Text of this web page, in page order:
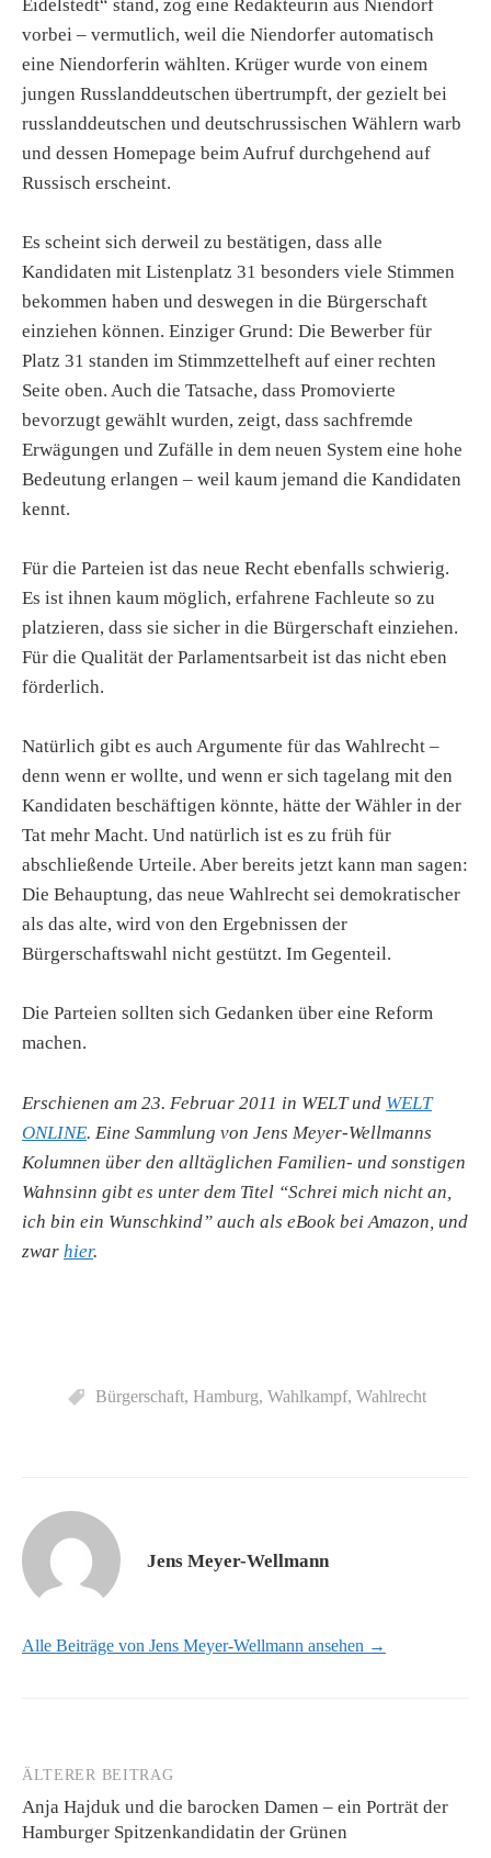
Eidelstedt“ stand, zog eine Redakteurin aus Niendorf
vorbei – vermutlich, weil die Niendorfer automatisch
eine Niendorferin wählten. Krüger wurde von einem
jungen Russlanddeutschen übertrumpft, der gezielt bei
russlanddeutschen und deutschrussischen Wählern warb
und dessen Homepage beim Aufruf durchgehend auf
Russisch erscheint.
Es scheint sich derweil zu bestätigen, dass alle
Kandidaten mit Listenplatz 31 besonders viele Stimmen
bekommen haben und deswegen in die Bürgerschaft
einziehen können. Einziger Grund: Die Bewerber für
Platz 31 standen im Stimmzettelheft auf einer rechten
Seite oben. Auch die Tatsache, dass Promovierte
bevorzugt gewählt wurden, zeigt, dass sachfremde
Erwägungen und Zufälle in dem neuen System eine hohe
Bedeutung erlangen – weil kaum jemand die Kandidaten
kennt.
Für die Parteien ist das neue Recht ebenfalls schwierig.
Es ist ihnen kaum möglich, erfahrene Fachleute so zu
platzieren, dass sie sicher in die Bürgerschaft einziehen.
Für die Qualität der Parlamentsarbeit ist das nicht eben
förderlich.
Natürlich gibt es auch Argumente für das Wahlrecht –
denn wenn er wollte, und wenn er sich tagelang mit den
Kandidaten beschäftigen könnte, hätte der Wähler in der
Tat mehr Macht. Und natürlich ist es zu früh für
abschließende Urteile. Aber bereits jetzt kann man sagen:
Die Behauptung, das neue Wahlrecht sei demokratischer
als das alte, wird von den Ergebnissen der
Bürgerschaftswahl nicht gestützt. Im Gegenteil.
Die Parteien sollten sich Gedanken über eine Reform
machen.
Erschienen am 23. Februar 2011 in WELT und WELT
ONLINE. Eine Sammlung von Jens Meyer-Wellmanns
Kolumnen über den alltäglichen Familien- und sonstigen
Wahnsinn gibt es unter dem Titel “Schrei mich nicht an,
ich bin ein Wunschkind” auch als eBook bei Amazon, und
zwar hier.
Bürgerschaft, Hamburg, Wahlkampf, Wahlrecht
Jens Meyer-Wellmann
Alle Beiträge von Jens Meyer-Wellmann ansehen →
Beitrags-
Navigation
ÄLTERER BEITRAG
Anja Hajduk und die barocken Damen – ein Porträt der
Hamburger Spitzenkandidatin der Grünen